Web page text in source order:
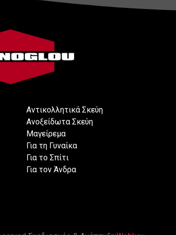
Αντικολλητικά Σκεύη
Ανοξείδωτα Σκεύη
Μαγείρεμα
Για τη Γυναίκα
Για το Σπίτι
Για τον Άνδρα